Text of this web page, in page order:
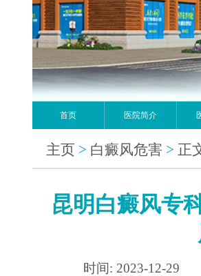
首页 医院简介
主页 > 白癜风危害 > 正
昆明白癜风专
时间: 2023-12-29